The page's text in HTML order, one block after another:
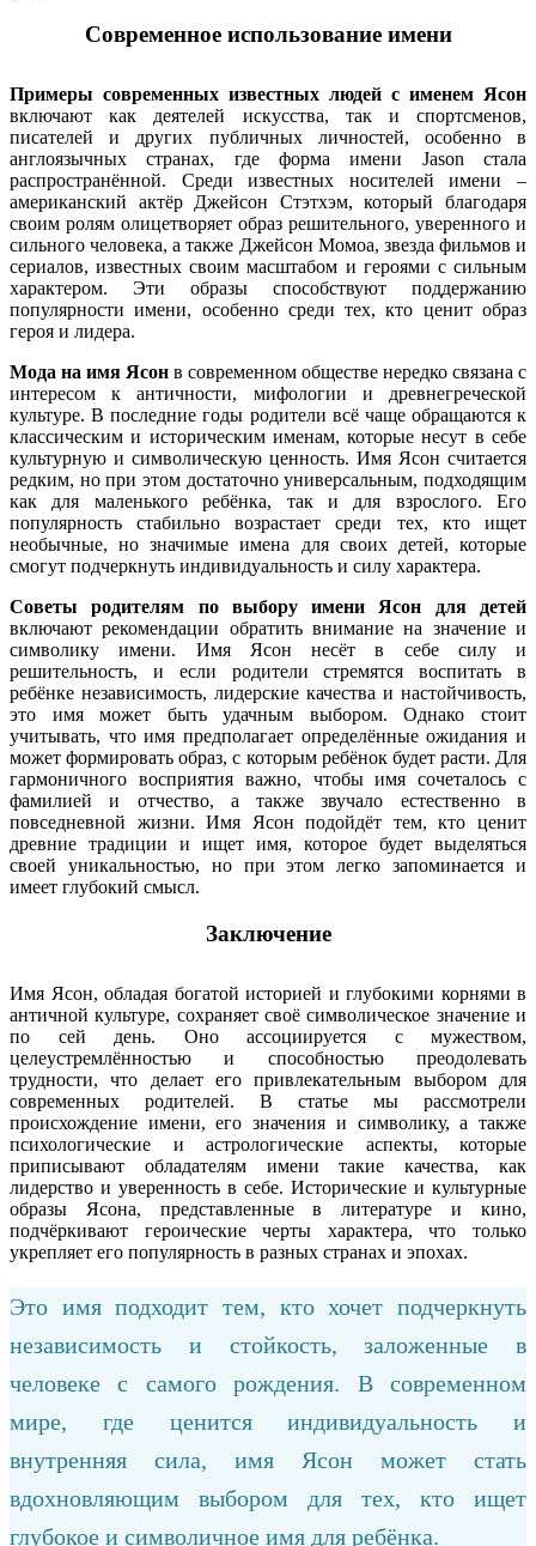
Современное использование имени
Примеры современных известных людей с именем Ясон
включают как деятелей искусства, так и спортсменов,
писателей и других публичных личностей, особенно в
англоязычных странах, где форма имени Jason стала
распространённой. Среди известных носителей имени –
американский актёр Джейсон Стэтхэм, который благодаря
своим ролям олицетворяет образ решительного, уверенного и
сильного человека, а также Джейсон Момоа, звезда фильмов и
сериалов, известных своим масштабом и героями с сильным
характером. Эти образы способствуют поддержанию
популярности имени, особенно среди тех, кто ценит образ
героя и лидера.
Мода на имя Ясон в современном обществе нередко связана с
интересом к античности, мифологии и древнегреческой
культуре. В последние годы родители всё чаще обращаются к
классическим и историческим именам, которые несут в себе
культурную и символическую ценность. Имя Ясон считается
редким, но при этом достаточно универсальным, подходящим
как для маленького ребёнка, так и для взрослого. Его
популярность стабильно возрастает среди тех, кто ищет
необычные, но значимые имена для своих детей, которые
смогут подчеркнуть индивидуальность и силу характера.
Советы родителям по выбору имени Ясон для детей
включают рекомендации обратить внимание на значение и
символику имени. Имя Ясон несёт в себе силу и
решительность, и если родители стремятся воспитать в
ребёнке независимость, лидерские качества и настойчивость,
это имя может быть удачным выбором. Однако стоит
учитывать, что имя предполагает определённые ожидания и
может формировать образ, с которым ребёнок будет расти. Для
гармоничного восприятия важно, чтобы имя сочеталось с
фамилией и отчество, а также звучало естественно в
повседневной жизни. Имя Ясон подойдёт тем, кто ценит
древние традиции и ищет имя, которое будет выделяться
своей уникальностью, но при этом легко запоминается и
имеет глубокий смысл.
Заключение
Имя Ясон, обладая богатой историей и глубокими корнями в
античной культуре, сохраняет своё символическое значение и
по сей день. Оно ассоциируется с мужеством,
целеустремлённостью и способностью преодолевать
трудности, что делает его привлекательным выбором для
современных родителей. В статье мы рассмотрели
происхождение имени, его значения и символику, а также
психологические и астрологические аспекты, которые
приписывают обладателям имени такие качества, как
лидерство и уверенность в себе. Исторические и культурные
образы Ясона, представленные в литературе и кино,
подчёркивают героические черты характера, что только
укрепляет его популярность в разных странах и эпохах.
Это имя подходит тем, кто хочет подчеркнуть
независимость и стойкость, заложенные в
человеке с самого рождения. В современном
мире, где ценится индивидуальность и
внутренняя сила, имя Ясон может стать
вдохновляющим выбором для тех, кто ищет
глубокое и символичное имя для ребёнка.